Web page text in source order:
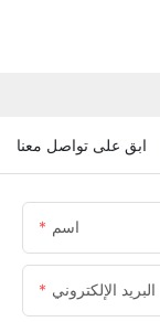
ابق على تواصل معنا
اسم
البريد الإلكتروني